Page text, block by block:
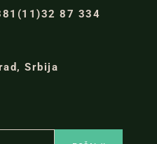
87 334
Srbija